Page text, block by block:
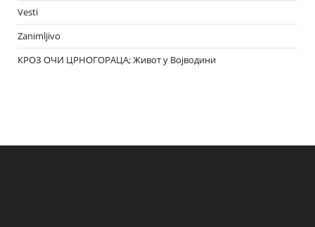
Vesti
Zanimljivo
КРОЗ ОЧИ ЦРНОГОРАЦА; Живот у Војводини